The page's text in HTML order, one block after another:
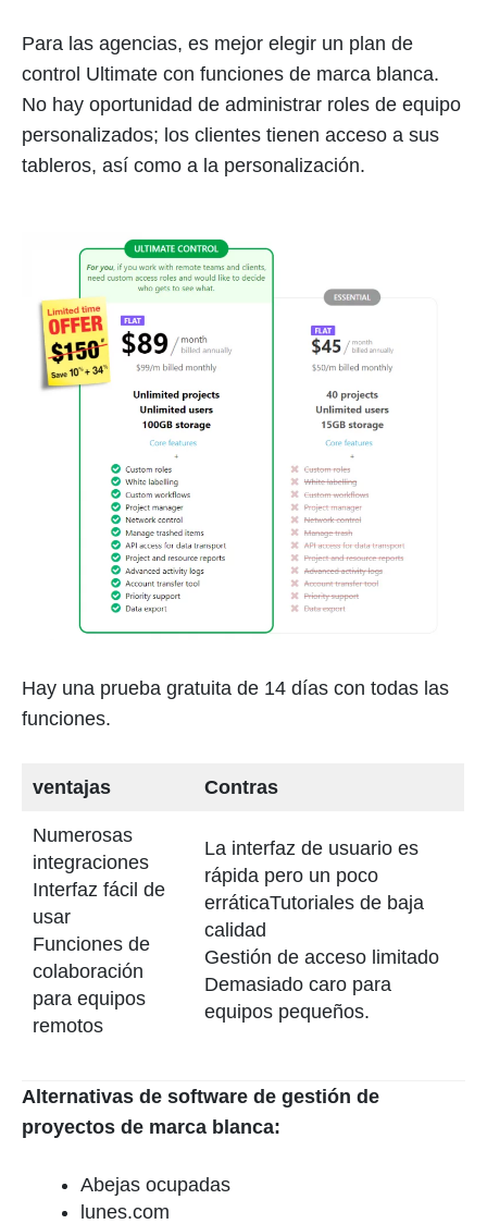
Para las agencias, es mejor elegir un plan de
control Ultimate con funciones de marca blanca.
No hay oportunidad de administrar roles de equipo
personalizados; los clientes tienen acceso a sus
tableros, así como a la personalización.
Hay una prueba gratuita de 14 días con todas las
funciones.
ventajas Contras
Numerosas
integraciones
Interfaz fácil de
usar
Funciones de
colaboración
para equipos
remotos
La interfaz de usuario es
rápida pero un poco
erráticaTutoriales de baja
calidad
Gestión de acceso limitado
Demasiado caro para
equipos pequeños.
Alternativas de software de gestión de
proyectos de marca blanca:
Abejas ocupadas
lunes.com